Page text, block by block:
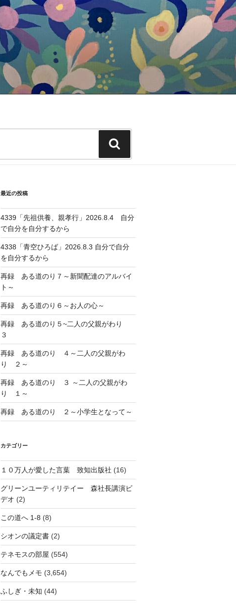
索
最近の投稿
4339「先祖供養、親孝行」2026.8.4 自分
で自分を自分するから
4338「青空ひろば」2026.8.3 自分で自分
を自分するから
再録 ある道のり７～新聞配達のアルバイ
ト～
再録 ある道のり６～お人の心～
再録 ある道のり５~二人の父親がわり
３
再録 ある道のり ４～二人の父親がわ
り ２～
再録 ある道のり ３ ～二人の父親がわ
り １～
再録 ある道のり ２～小学生となって～
カテゴリー
１０万人が愛した言葉 致知出版社 (16)
グリーンユーティリテイー 森社長講演ビ
デオ (2)
この道へ 1-8 (8)
シオンの議定書 (2)
テネモスの部屋 (554)
なんでもメモ (3,654)
ふしぎ・未知 (44)